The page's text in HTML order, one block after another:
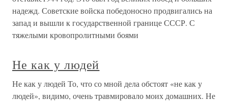
надежд. Советские войска победоносно продвигались на
запад и вышли к государствен­ной границе СССР. С
тяжелыми кровопролитными боями
Не как у людей
Не как у людей То, что со мной дела обстоят «не как у
людей», видимо, очень травмировало моих домашних. Не